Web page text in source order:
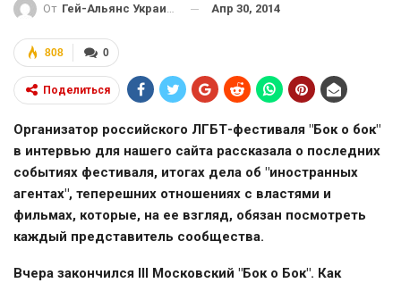
От Гей-Альянс Украина Апр 30, 2014
0
808
Поделиться
Организатор российского ЛГБТ-фестиваля "Бок о бок"
в интервью для нашего сайта рассказала о последних
событиях фестиваля, итогах дела об "иностранных
агентах", теперешних отношениях с властями и
фильмах, которые, на ее взгляд, обязан посмотреть
каждый представитель сообщества.
Вчера закончился ІІІ Московский "Бок о Бок". Как